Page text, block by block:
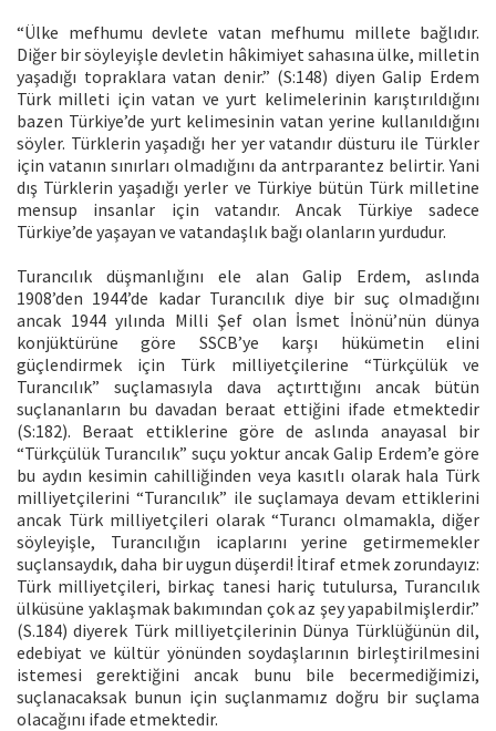
“Ülke mefhumu devlete vatan mefhumu millete bağlıdır.
Diğer bir söyleyişle devletin hâkimiyet sahasına ülke, milletin
yaşadığı topraklara vatan denir.” (S:148) diyen Galip Erdem
Türk milleti için vatan ve yurt kelimelerinin karıştırıldığını
bazen Türkiye’de yurt kelimesinin vatan yerine kullanıldığını
söyler. Türklerin yaşadığı her yer vatandır düsturu ile Türkler
için vatanın sınırları olmadığını da antrparantez belirtir. Yani
dış Türklerin yaşadığı yerler ve Türkiye bütün Türk milletine
mensup insanlar için vatandır. Ancak Türkiye sadece
Türkiye’de yaşayan ve vatandaşlık bağı olanların yurdudur.
Turancılık düşmanlığını ele alan Galip Erdem, aslında
1908’den 1944’de kadar Turancılık diye bir suç olmadığını
ancak 1944 yılında Milli Şef olan İsmet İnönü’nün dünya
konjüktürüne göre SSCB’ye karşı hükümetin elini
güçlendirmek için Türk milliyetçilerine “Türkçülük ve
Turancılık” suçlamasıyla dava açtırttığını ancak bütün
suçlananların bu davadan beraat ettiğini ifade etmektedir
(S:182). Beraat ettiklerine göre de aslında anayasal bir
“Türkçülük Turancılık” suçu yoktur ancak Galip Erdem’e göre
bu aydın kesimin cahilliğinden veya kasıtlı olarak hala Türk
milliyetçilerini “Turancılık” ile suçlamaya devam ettiklerini
ancak Türk milliyetçileri olarak “Turancı olmamakla, diğer
söyleyişle, Turancılığın icaplarını yerine getirmemekler
suçlansaydık, daha bir uygun düşerdi! İtiraf etmek zorundayız:
Türk milliyetçileri, birkaç tanesi hariç tutulursa, Turancılık
ülküsüne yaklaşmak bakımından çok az şey yapabilmişlerdir.”
(S.184) diyerek Türk milliyetçilerinin Dünya Türklüğünün dil,
edebiyat ve kültür yönünden soydaşlarının birleştirilmesini
istemesi gerektiğini ancak bunu bile becermediğimizi,
suçlanacaksak bunun için suçlanmamız doğru bir suçlama
olacağını ifade etmektedir.